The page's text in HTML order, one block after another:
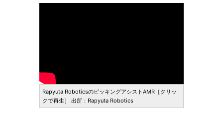
Rapyuta RoboticsのピッキングアシストAMR［クリッ
クで再生］ 出所：Rapyuta Robotics